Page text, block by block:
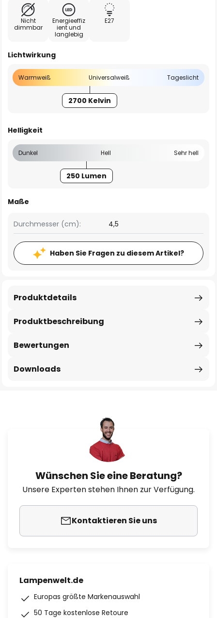
Nicht
dimmbar
Energieeffiz
ient und
langlebig
E27
Lichtwirkung
Warmweiß Universalweiß Tageslicht
2700 Kelvin
Helligkeit
Dunkel Hell Sehr hell
250 Lumen
Maße
Durchmesser (cm): 4,5
Haben Sie Fragen zu diesem Artikel?
Produktbeschreibung
Produktdetails
Bewertungen
Downloads
Wünschen Sie eine Beratung?
Unsere Experten stehen Ihnen zur Verfügung.
Kontaktieren Sie uns
Lampenwelt.de
Europas größte Markenauswahl
50 Tage kostenlose Retoure